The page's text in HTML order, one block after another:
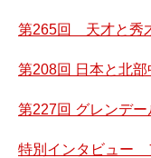
第265回 天才と秀
第208回 日本と北
第227回 グレンデー
特別インタビュー